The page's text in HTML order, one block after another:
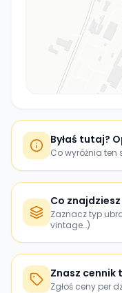
Byłaś tutaj?
Co wyróżnia ten
Co
Zaznacz typ
vintage…)
Znasz cennik
Zgłoś ceny per